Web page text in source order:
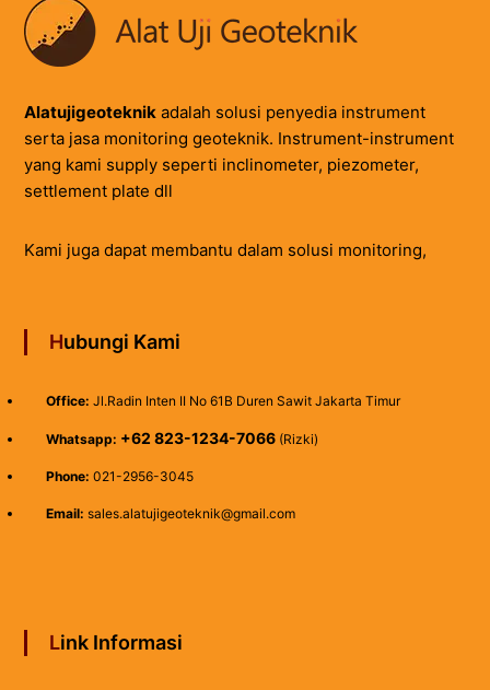
Alatujigeoteknik adalah solusi penyedia instrument
serta jasa monitoring geoteknik. Instrument-instrument
yang kami supply seperti inclinometer, piezometer,
settlement plate dll
Kami juga dapat membantu dalam solusi monitoring,
Hubungi Kami
Office: Jl.Radin Inten II No 61B Duren Sawit Jakarta Timur
Whatsapp: +62 823-1234-7066(Rizki)
Phone: 021-2956-3045
Email: sales.alatujigeoteknik@gmail.com
Link Informasi